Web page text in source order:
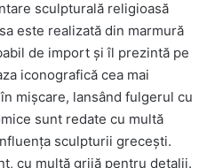
sculpturală religioasă
este realizată din marmură
de import și îl prezintă pe
iconografică cea mai
mișcare, lansând fulgerul cu
sunt redate cu multă
sculpturii grecești.
cu multă grijă pentru detalii.